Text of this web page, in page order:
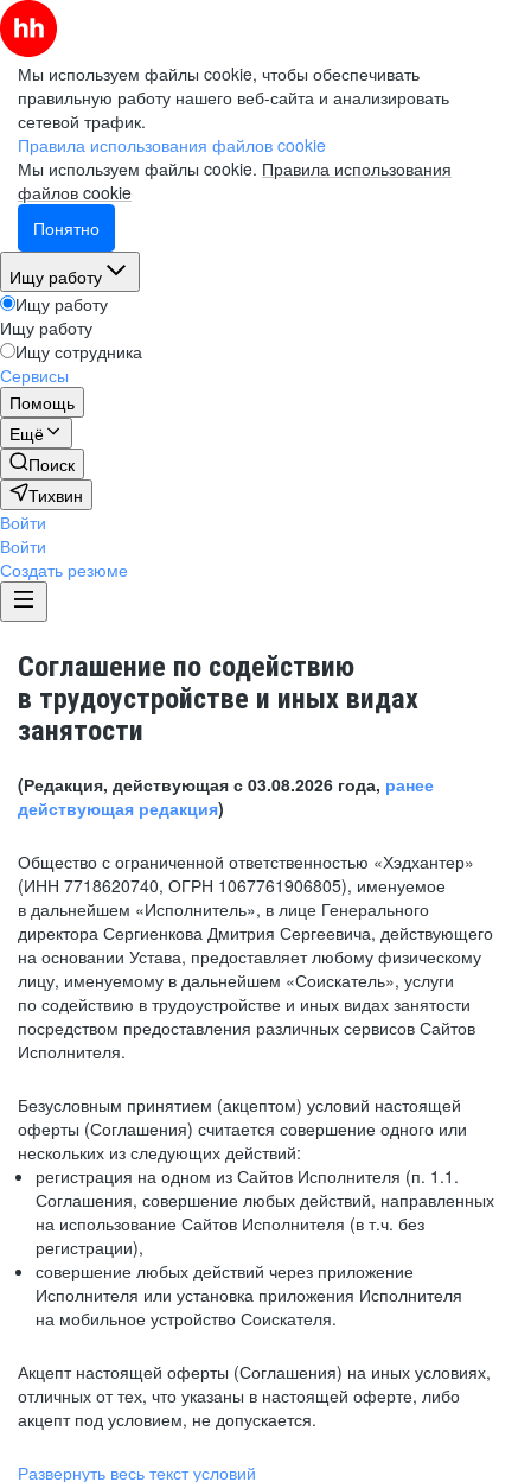
Мы используем файлы cookie, чтобы обеспечивать
правильную работу нашего веб-сайта и анализировать
сетевой трафик.
Правила использования файлов cookie
Мы используем файлы cookie. Правила использования
файлов cookie
Понятно
Ищу работу
Ищу работу
Ищу работу
Ищу сотрудника
Сервисы
Помощь
Ещё
Поиск
Тихвин
Войти
Войти
Создать резюме
Соглашение по содействию
в трудоустройстве и иных видах
занятости
(Редакция, действующая с 03.08.2026 года, ранее
действующая редакция)
Общество с ограниченной ответственностью «Хэдхантер»
(ИНН 7718620740, ОГРН 1067761906805), именуемое
в дальнейшем «Исполнитель», в лице Генерального
директора Сергиенкова Дмитрия Сергеевича, действующего
на основании Устава, предоставляет любому физическому
лицу, именуемому в дальнейшем «Соискатель», услуги
по содействию в трудоустройстве и иных видах занятости
посредством предоставления различных сервисов Сайтов
Исполнителя.
Безусловным принятием (акцептом) условий настоящей
оферты (Соглашения) считается совершение одного или
нескольких из следующих действий:
регистрация на одном из Сайтов Исполнителя (п. 1.1.
Соглашения, совершение любых действий, направленных
на использование Сайтов Исполнителя (в т.ч. без
регистрации),
совершение любых действий через приложение
Исполнителя или установка приложения Исполнителя
на мобильное устройство Соискателя.
Акцепт настоящей оферты (Соглашения) на иных условиях,
отличных от тех, что указаны в настоящей оферте, либо
акцепт под условием, не допускается.
Развернуть весь текст условий